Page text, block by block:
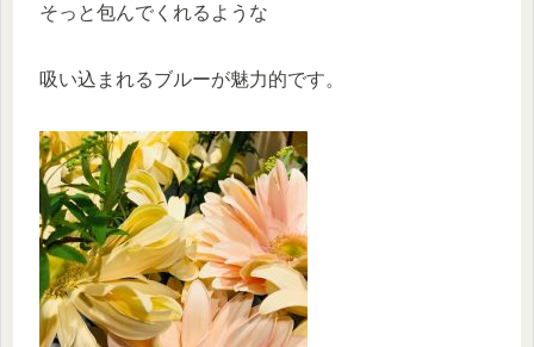
そっと包んでくれるような
吸い込まれるブルーが魅力的です。